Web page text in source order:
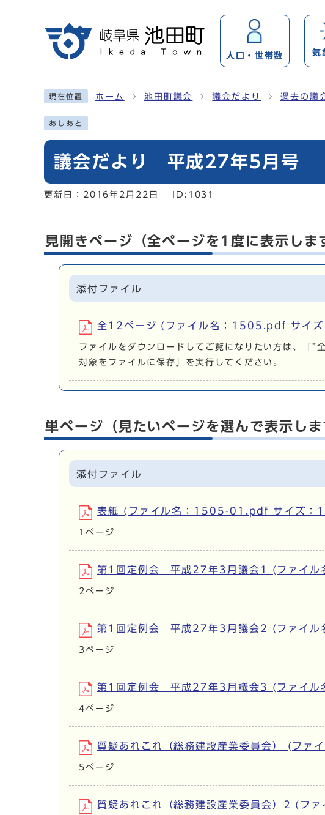
人口・世帯数 気
ここから本文です
現在位置 ホーム 池田町議会 議会だより 過去の議
あしあと
議会だより 平成27年5月号
更新日： 2016年2月22日 ID:1031
見開きページ（全ページを1度に表示しま
添付ファイル
全12ページ (ファイル名：1505.pdf サイ
ファイルをダウンロードしてご覧になりたい方は、「
対象をファイルに保存」を実行してください。
単ページ（見たいページを選んで表示しま
添付ファイル
表紙 (ファイル名：1505-01.pdf サイズ：
1ページ
第1回定例会 平成27年3月議会1 (ファイ
2ページ
第1回定例会 平成27年3月議会2 (ファイ
3ページ
第1回定例会 平成27年3月議会3 (ファイ
4ページ
質疑あれこれ（総務建設産業委員会） (フ
5ページ
質疑あれこれ（総務建設産業委員会）2 (